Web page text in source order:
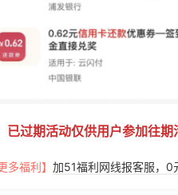
已过期活动仅供用户参加往期
多福利】 加51福利网线报客服，0